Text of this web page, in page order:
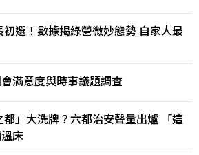
選！數據揭綠營微妙態勢 自家人最
滿意度與時事議題調查
都」大洗牌？六都治安聲量出爐 「這
床